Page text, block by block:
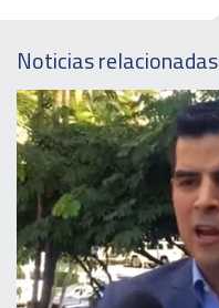
Noticias relacionadas